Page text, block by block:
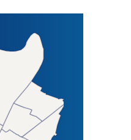
DE LA VILLE